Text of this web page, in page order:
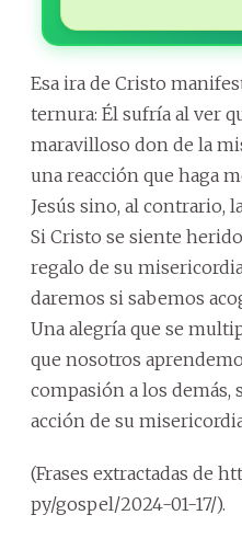
Esa ira de Cristo
ternura: Él sufría al ver
maravilloso don de la
una reacción que haga
Jesús sino, al contrario,
Si Cristo se siente
regalo de su
daremos si sabemos
Una alegría que se
que nosotros
compasión a los
acción de su
(Frases extractadas de
py/gospel/2024-01-17/).